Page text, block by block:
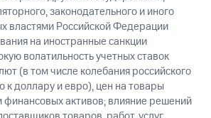
законодательного и иного
властями Российской Федерации
на иностранные санкции
волатильность учетных ставок
(в том числе колебания российского
к доллару и евро), цен на товары
финансовых активов; влияние решений